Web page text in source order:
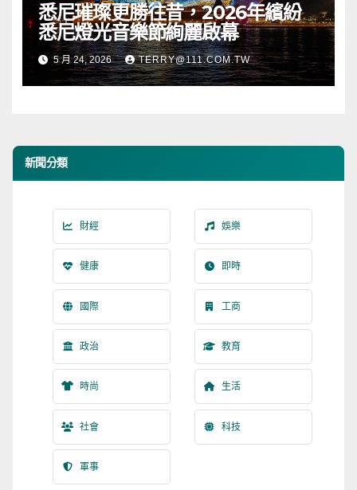
悉尼璀璨更勝往昔，2026年繽紛
悉尼燈光音樂節絢麗啟幕
5 月 24, 2026 TERRY@111.COM.TW
新聞分類
財經 娛樂
健康 即時
國際 工商
政治 教育
時尚 生活
社會 科技
軍事